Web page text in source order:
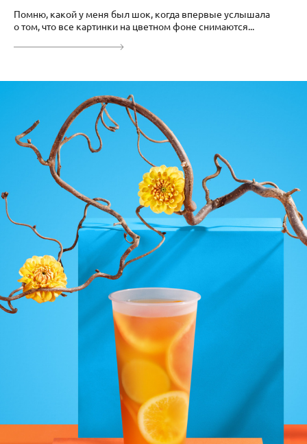
Помню, какой у меня был шок, когда впервые услышала
о том, что все картинки на цветном фоне снимаются...